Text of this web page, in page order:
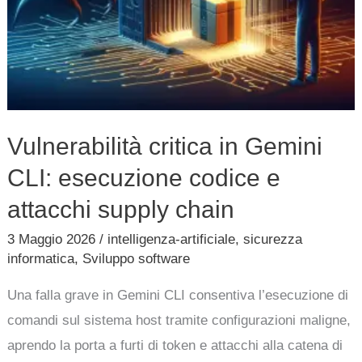
Vulnerabilità critica in Gemini
CLI: esecuzione codice e
attacchi supply chain
3 Maggio 2026/ intelligenza-artificiale,sicurezza
informatica, Sviluppo software
Una falla grave in Gemini CLI consentiva l’esecuzione di
comandi sul sistema host tramite configurazioni maligne,
aprendo la porta a furti di token e attacchi alla catena di
chain